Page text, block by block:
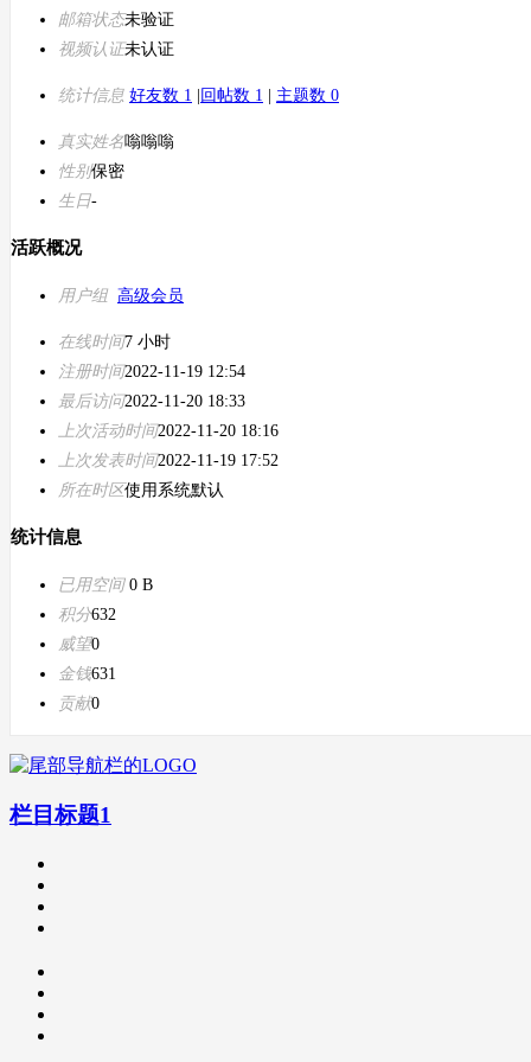
邮箱状态未验证
视频认证未认证
统计信息 好友数 1 回帖数 1 主题数 0
真实姓名嗡嗡嗡
性别保密
生日-
活跃概况
用户组 高级会员
在线时间7 小时
注册时间2022-11-19 12:54
最后访问2022-11-20 18:33
上次活动时间2022-11-20 18:16
上次发表时间2022-11-19 17:52
所在时区使用系统默认
统计信息
已用空间0 B
积分632
威望0
金钱631
贡献0
栏目标题1